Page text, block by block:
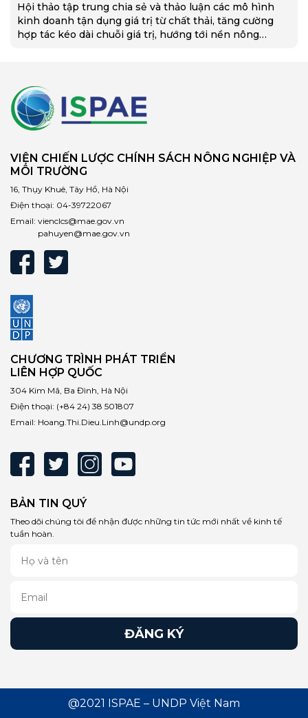
Hội thảo tập trung chia sẻ và thảo luận các mô hình
kinh doanh tận dụng giá trị từ chất thải, tăng cường
hợp tác kéo dài chuỗi giá trị, hướng tới nền nông
VIỆN CHIẾN LƯỢC CHÍNH SÁCH NÔNG NGHIỆP VÀ
MÔI TRƯỜNG
16, Thụy Khuê, Tây Hồ, Hà Nội
Điện thoại: 04-39722067
Email: vienclcs@mae.gov.vn
pahuyen@mae.gov.vn
CHƯƠNG TRÌNH PHÁT TRIỂN
LIÊN HỢP QUỐC
304 Kim Mã, Ba Đình, Hà Nội
Điện thoại: (+84 24) 38 501807
Email: Hoang.Thi.Dieu.Linh@undp.org
BẢN TIN QUÝ
Theo dõi chúng tôi để nhận được những tin tức mới nhất về kinh tế
tuần hoàn.
@2021 ISPAE – UNDP Việt Nam